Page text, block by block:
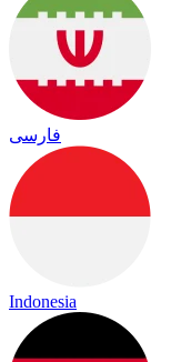
فارسی
Indonesia